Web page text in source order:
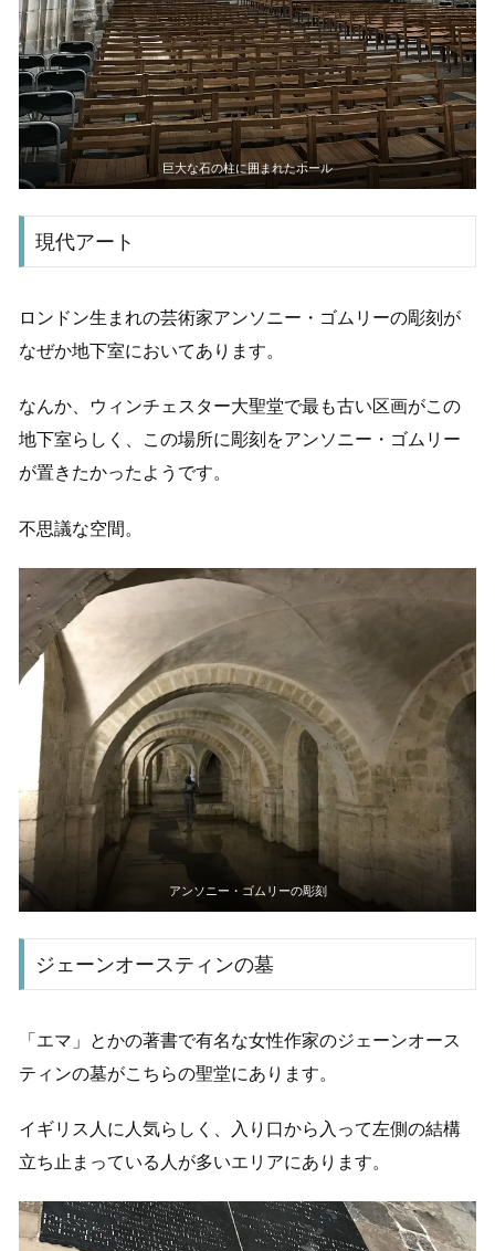
巨大な石の柱に囲まれたホール
現代アート
ロンドン生まれの芸術家アンソニー・ゴムリーの彫刻が
なぜか地下室においてあります。
なんか、ウィンチェスター大聖堂で最も古い区画がこの
地下室らしく、この場所に彫刻をアンソニー・ゴムリー
が置きたかったようです。
不思議な空間。
アンソニー・ゴムリーの彫刻
ジェーンオースティンの墓
「エマ」とかの著書で有名な女性作家のジェーンオース
ティンの墓がこちらの聖堂にあります。
イギリス人に人気らしく、入り口から入って左側の結構
立ち止まっている人が多いエリアにあります。